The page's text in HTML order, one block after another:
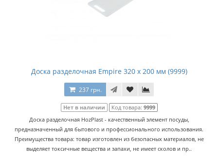
Доска разделочная Empire 320 x 200 мм (9999)
237 грн.
Нет в наличии Код товара: 9999
Доска разделочная HozPlast - качественный элемент посуды,
предназначенный для бытового и профессионального использования.
Преимущества товара: товар изготовлен из безопасных материалов, не
выделяет токсичные вещества и запахи, не имеет сколов и пр..